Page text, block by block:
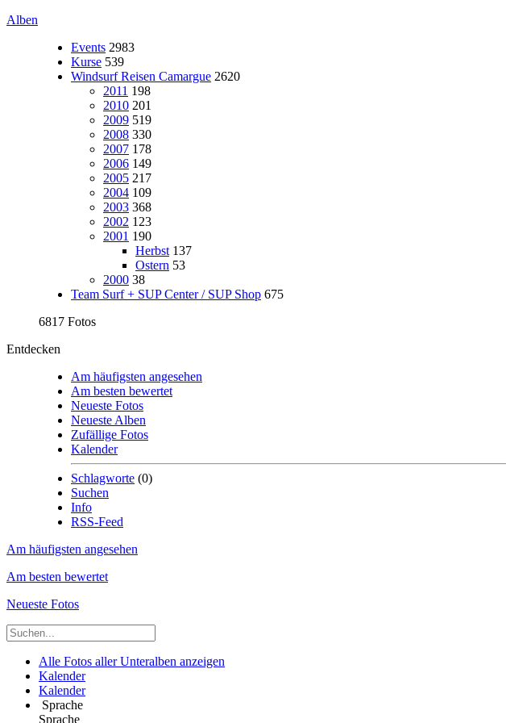
Alben
Events 2983
Kurse 539
Windsurf Reisen Camargue 2620
2011 198
2010 201
2009 519
2008 330
2007 178
2006 149
2005 217
2004 109
2003 368
2002 123
2001 190
Herbst 137
Ostern 53
2000 38
Team Surf + SUP Center / SUP Shop 675
6817 Fotos
Entdecken
Am häufigsten angesehen
Am besten bewertet
Neueste Fotos
Neueste Alben
Zufällige Fotos
Kalender
Schlagworte (0)
Suchen
Info
RSS-Feed
Am häufigsten angesehen
Am besten bewertet
Neueste Fotos
Alle Fotos aller Unteralben anzeigen
Kalender
Kalender
Sprache
Sprache